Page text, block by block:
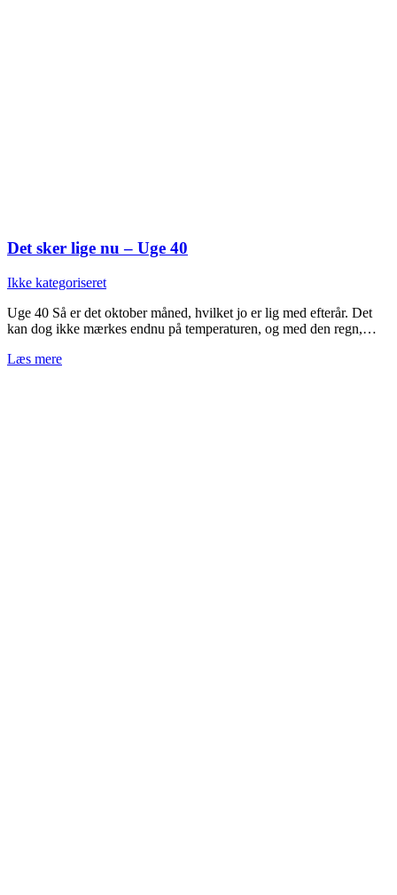
Det sker lige nu – Uge 40
Ikke kategoriseret
Uge 40 Så er det oktober måned, hvilket jo er lig med efterår. Det
kan dog ikke mærkes endnu på temperaturen, og med den regn,…
Læs mere